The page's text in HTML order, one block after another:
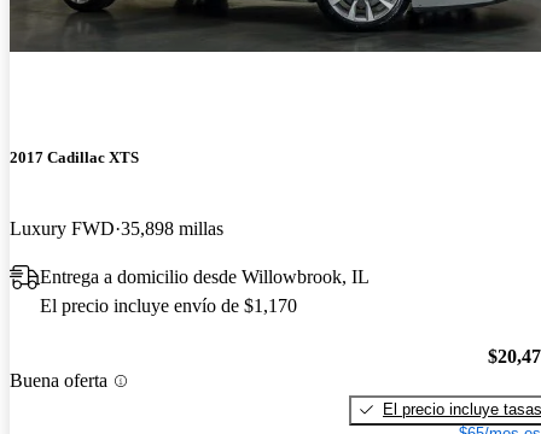
2017 Cadillac XTS
Luxury FWD 35,898 millas
Entrega a domicilio desde Willowbrook, IL
El precio incluye envío de $1,170
Buena oferta
El precio incluye tasas